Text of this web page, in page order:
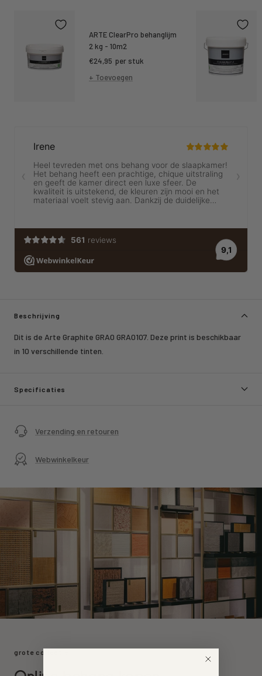
Beschrijving
Dit is de Arte Graphite GRA0 GRA0107. Deze print is beschikbaar
in 10 verschillende tinten.
Specificaties
Verzending en retouren
Webwinkelkeur
ARTE ClearPro behanglijm
2 kg - 10m2
Kortings
prijs
€24,95 per stuk
+ Toevoegen
grote collectie